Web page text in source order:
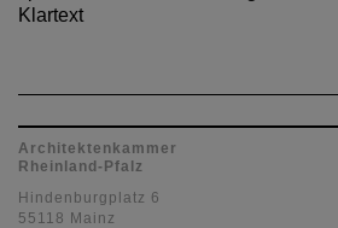
Klartext
Architektenkammer
Rheinland-Pfalz
Hindenburgplatz 6
55118 Mainz